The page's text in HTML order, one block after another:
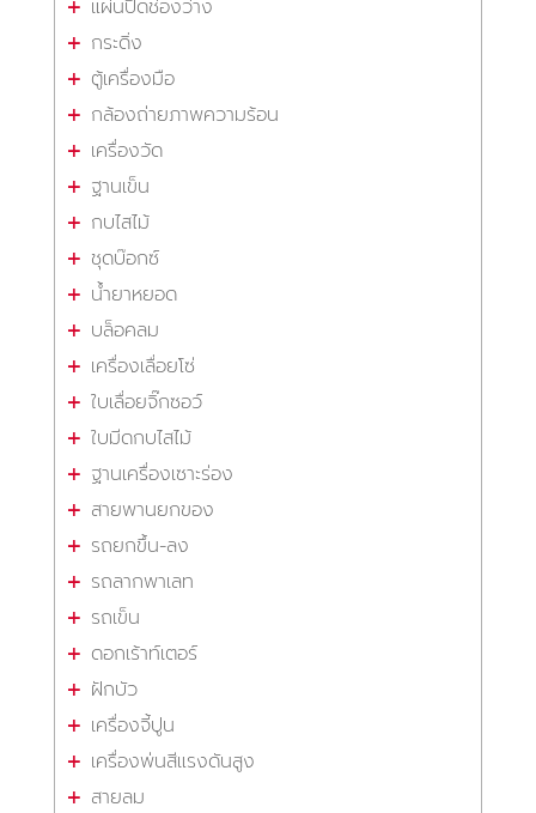
แผ่นปิดช่องว่าง
กระดิ่ง
ตู้เครื่องมือ
กล้องถ่ายภาพความร้อน
เครื่องวัด
ฐานเข็น
กบไสไม้
ชุดบ๊อกซ์
น้ำยาหยอด
บล็อคลม
เครื่องเลื่อยโซ่
ใบเลื่อยจิ๊กซอว์
ใบมีดกบไสไม้
ฐานเครื่องเซาะร่อง
สายพานยกของ
รถยกขึ้น-ลง
รถลากพาเลท
รถเข็น
ดอกเร้าท์เตอร์
ฝักบัว
เครื่องจี้ปูน
เครื่องพ่นสีแรงดันสูง
สายลม